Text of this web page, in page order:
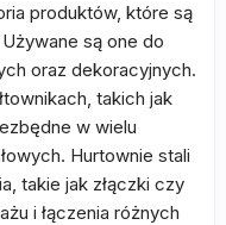
produktów, które są
są one do
oraz dekoracyjnych.
takich jak
w wielu
Hurtownie stali
takie jak złączki czy
i łączenia różnych